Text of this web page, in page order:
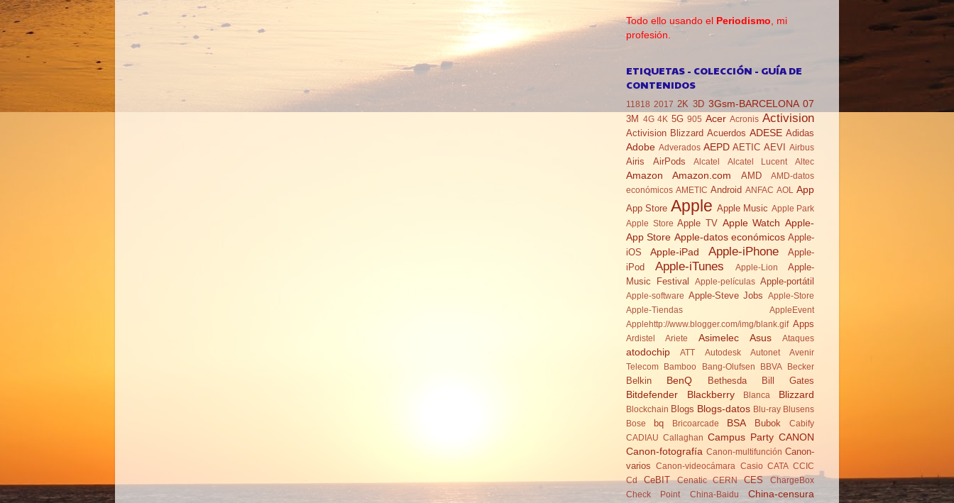
Todo ello usando el Periodismo , mi
profesión.
ETIQUETAS - COLECCIÓN - GUÍA DE
CONTENIDOS
11818 2017 2K 3D 3Gsm-BARCELONA 07
3M 4G 4K 5G 905 Acer Acronis Activision
Activision Blizzard Acuerdos ADESE Adidas
Adobe Adverados AEPD AETIC AEVI Airbus
Airis AirPods Alcatel Alcatel Lucent Altec
Amazon Amazon.com AMD
AMD-datos
económicos AMETIC Android ANFAC AOL App
App Store Apple Apple Music Apple Park
Apple Store Apple TV Apple Watch Apple-
App Store Apple-datos económicos Apple-
iOS
Apple-iPad Apple-iPhone
Apple-
iPod
Apple-iTunes Apple-Lion
Apple-
Music Festival
Apple-películas Apple-portátil
Apple-software Apple-Steve Jobs
Apple-Store
Apple-Tiendas
AppleEvent
Applehttp://www.blogger.com/img/blank.gif Apps
Ardistel Ariete Asimelec Asus Ataques
atodochip ATT Autodesk Autonet
Avenir
Telecom
Bamboo Bang-Olufsen BBVA Becker
Belkin BenQ Bethesda Bill Gates
Bitdefender Blackberry Blanca Blizzard
Blockchain Blogs Blogs-datos Blu-ray Blusens
Bose
bq Brico­arcade BSA Bubok
Cabify
CADIAU Callaghan Campus Party CANON
Canon-fotografía Canon-multifunción Canon-
varios
Canon-videocámara Casio CATA CCIC
Cd
CeBIT Cenatic CERN CES
ChargeBox
Check Point
China-Baidu China-censura